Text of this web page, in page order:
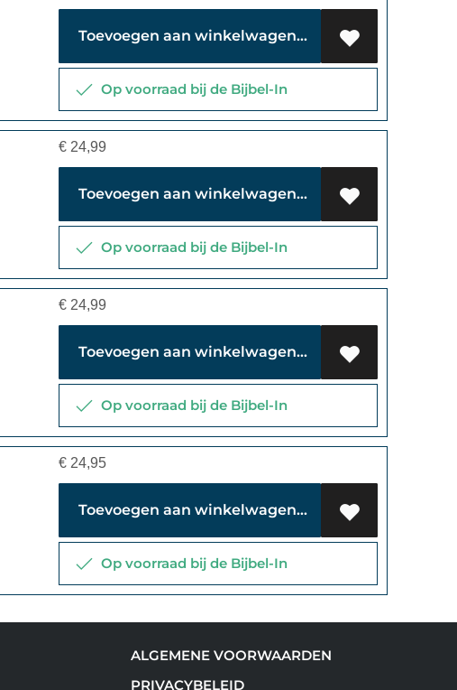
Toevoegen aan winkelwagen
Op voorraad bij de Bijbel-In
€ 24,99
Toevoegen aan winkelwagen
Op voorraad bij de Bijbel-In
€ 24,99
Toevoegen aan winkelwagen
Op voorraad bij de Bijbel-In
€ 24,95
Toevoegen aan winkelwagen
Op voorraad bij de Bijbel-In
ALGEMENE VOORWAARDEN
PRIVACYBELEID